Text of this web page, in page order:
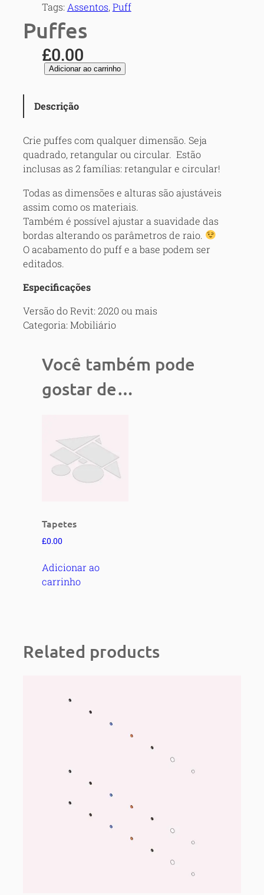
Tags: Assentos, Puff
Puffes
£0.00
f
s
q
u
n
t
i
d
a
d
Adicionar ao carrinho
Descrição
Crie puffes com qualquer dimensão. Seja
quadrado, retangular ou circular. Estão
inclusas as 2 famílias: retangular e circular!
Todas as dimensões e alturas são ajustáveis
assim como os materiais.
Também é possível ajustar a suavidade das
bordas alterando os parâmetros de raio.
O acabamento do puff e a base podem ser
editados.
Especificações
Versão do Revit: 2020 ou mais
Categoria: Mobiliário
Você também pode
gostar de…
Tapetes
£0.00
Adicionar ao
carrinho
Related products